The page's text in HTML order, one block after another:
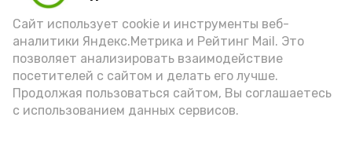
Сайт использует cookie и инструменты веб-
аналитики Яндекс.Метрика и Рейтинг Mail. Это
позволяет анализировать взаимодействие
посетителей с сайтом и делать его лучше.
Продолжая пользоваться сайтом, Вы соглашаетесь
с использованием данных сервисов.